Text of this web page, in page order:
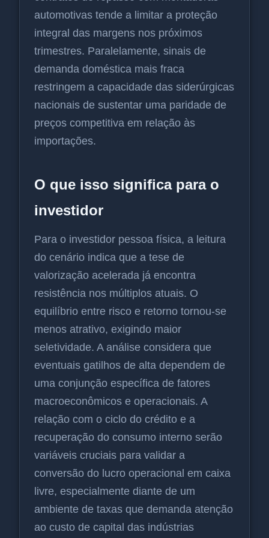
automotivas tende a limitar a proteção
integral das margens nos próximos
trimestres. Paralelamente, sinais de
demanda doméstica mais fraca
restringem a capacidade das siderúrgicas
nacionais de sustentar uma paridade de
preços competitiva em relação às
importações.
O que isso significa para o
investidor
Para o investidor pessoa física, a leitura
do cenário indica que a tese de
valorização acelerada já encontra
resistência nos múltiplos atuais. O
equilíbrio entre risco e retorno tornou-se
menos atrativo, exigindo maior
seletividade. A análise considera que
eventuais gatilhos de alta dependem de
uma conjunção específica de fatores
macroeconômicos e operacionais. A
relação com o ciclo do crédito e a
recuperação do consumo interno serão
variáveis cruciais para validar a
conversão do lucro operacional em caixa
livre, especialmente diante de um
ambiente de taxas que demanda atenção
ao custo de capital das indústrias